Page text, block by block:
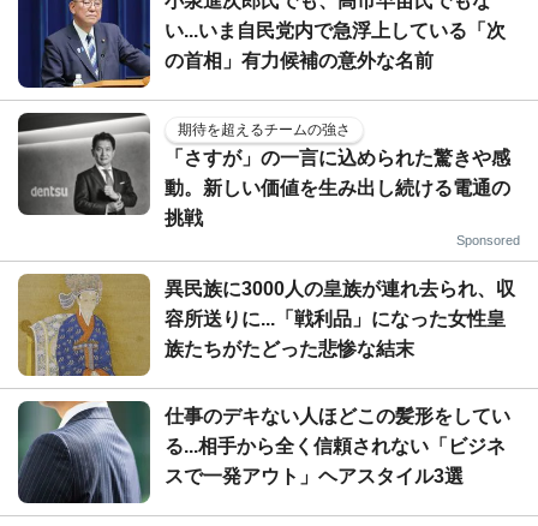
い...いま自民党内で急浮上している「次
の首相」有力候補の意外な名前
期待を超えるチームの強さ
「さすが」の一言に込められた驚きや感
動。新しい価値を生み出し続ける電通の
挑戦
Sponsored
異民族に3000人の皇族が連れ去られ、収
容所送りに...「戦利品」になった女性皇
族たちがたどった悲惨な結末
仕事のデキない人ほどこの髪形をしてい
る...相手から全く信頼されない「ビジネ
スで一発アウト」ヘアスタイル3選